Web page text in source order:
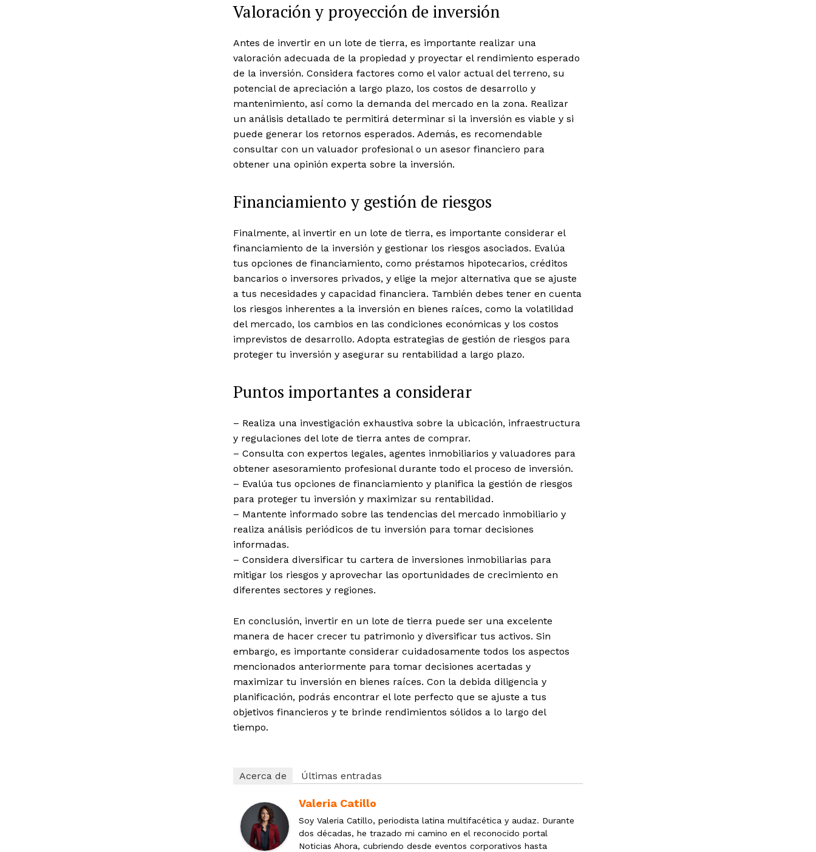
Valoración y proyección de inversión
Antes de invertir en un lote de tierra, es importante realizar una
valoración adecuada de la propiedad y proyectar el rendimiento esperado
de la inversión. Considera factores como el valor actual del terreno, su
potencial de apreciación a largo plazo, los costos de desarrollo y
mantenimiento, así como la demanda del mercado en la zona. Realizar
un análisis detallado te permitirá determinar si la inversión es viable y si
puede generar los retornos esperados. Además, es recomendable
consultar con un valuador profesional o un asesor financiero para
obtener una opinión experta sobre la inversión.
Financiamiento y gestión de riesgos
Finalmente, al invertir en un lote de tierra, es importante considerar el
financiamiento de la inversión y gestionar los riesgos asociados. Evalúa
tus opciones de financiamiento, como préstamos hipotecarios, créditos
bancarios o inversores privados, y elige la mejor alternativa que se ajuste
a tus necesidades y capacidad financiera. También debes tener en cuenta
los riesgos inherentes a la inversión en bienes raíces, como la volatilidad
del mercado, los cambios en las condiciones económicas y los costos
imprevistos de desarrollo. Adopta estrategias de gestión de riesgos para
proteger tu inversión y asegurar su rentabilidad a largo plazo.
Puntos importantes a considerar
– Realiza una investigación exhaustiva sobre la ubicación, infraestructura
y regulaciones del lote de tierra antes de comprar.
– Consulta con expertos legales, agentes inmobiliarios y valuadores para
obtener asesoramiento profesional durante todo el proceso de inversión.
– Evalúa tus opciones de financiamiento y planifica la gestión de riesgos
para proteger tu inversión y maximizar su rentabilidad.
– Mantente informado sobre las tendencias del mercado inmobiliario y
realiza análisis periódicos de tu inversión para tomar decisiones
informadas.
– Considera diversificar tu cartera de inversiones inmobiliarias para
mitigar los riesgos y aprovechar las oportunidades de crecimiento en
diferentes sectores y regiones.
En conclusión, invertir en un lote de tierra puede ser una excelente
manera de hacer crecer tu patrimonio y diversificar tus activos. Sin
embargo, es importante considerar cuidadosamente todos los aspectos
mencionados anteriormente para tomar decisiones acertadas y
maximizar tu inversión en bienes raíces. Con la debida diligencia y
planificación, podrás encontrar el lote perfecto que se ajuste a tus
objetivos financieros y te brinde rendimientos sólidos a lo largo del
tiempo.
Acerca de Últimas entradas
Valeria Catillo
Soy Valeria Catillo, periodista latina multifacética y audaz. Durante
dos décadas, he trazado mi camino en el reconocido portal
Noticias Ahora, cubriendo desde eventos corporativos hasta